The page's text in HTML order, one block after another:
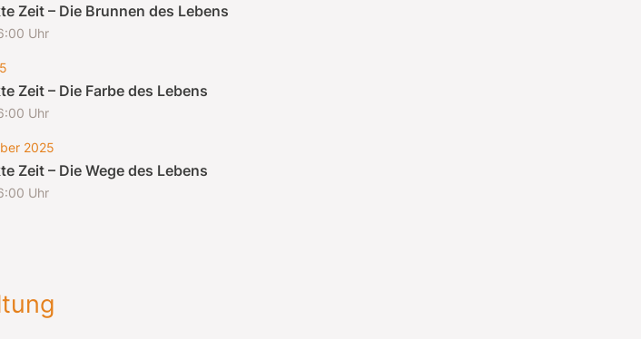
Zeit – Die Brunnen des Lebens
Uhr
Zeit – Die Farbe des Lebens
Uhr
2025
Zeit – Die Wege des Lebens
Uhr
nisi ut aliquip ex ea